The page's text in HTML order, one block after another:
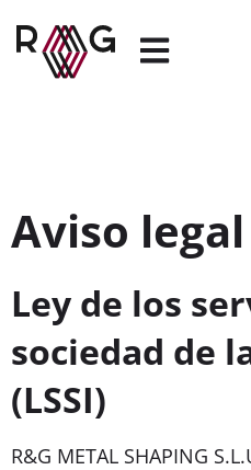
Aviso legal
Ley de los
sociedad de
(LSSI)
R&G METAL SHAPING